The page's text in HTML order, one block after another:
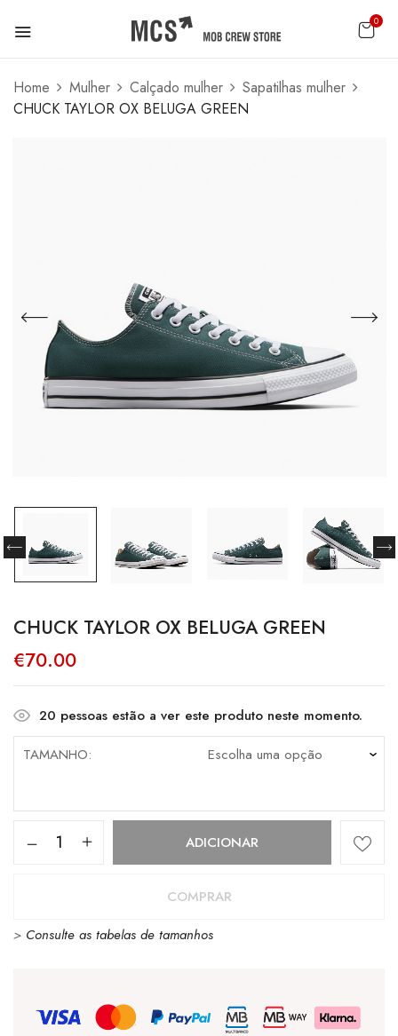
0
Home Mulher Calçado mulher
Sapatilhas mulher
CHUCK TAYLOR OX BELUGA GREEN
CHUCK TAYLOR OX BELUGA GREEN
€70.00
20 pessoas estão a ver este produto neste momento.
TAMANHO
Quantidade
OX
ADICIONAR
COMPRAR
> Consulte as tabelas de tamanhos